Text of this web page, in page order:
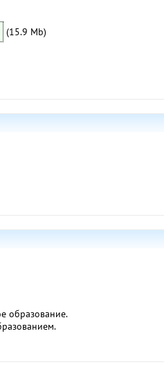
(15.9 Mb)
образование.